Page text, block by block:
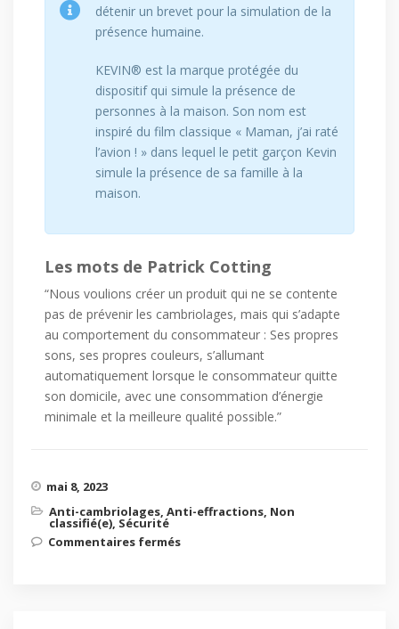
détenir un brevet pour la simulation de la
présence humaine.
KEVIN® est la marque protégée du
dispositif qui simule la présence de
personnes à la maison. Son nom est
inspiré du film classique « Maman, j’ai raté
l’avion ! » dans lequel le petit garçon Kevin
simule la présence de sa famille à la
maison.
Les mots de Patrick Cotting
“Nous voulions créer un produit qui ne se contente
pas de prévenir les cambriolages, mais qui s’adapte
au comportement du consommateur : Ses propres
sons, ses propres couleurs, s’allumant
automatiquement lorsque le consommateur quitte
son domicile, avec une consommation d’énergie
minimale et la meilleure qualité possible.”
mai 8, 2023
Anti-cambriolages, Anti-effractions, Non
classifié(e), Sécurité
Commentaires fermés